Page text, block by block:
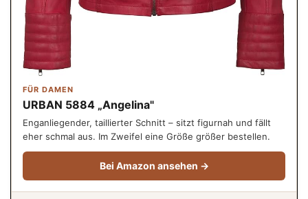
FÜR DAMEN
URBAN 5884 „Angelina"
Enganliegender, taillierter Schnitt – sitzt figurnah und fällt
eher schmal aus. Im Zweifel eine Größe größer bestellen.
Bei Amazon ansehen →